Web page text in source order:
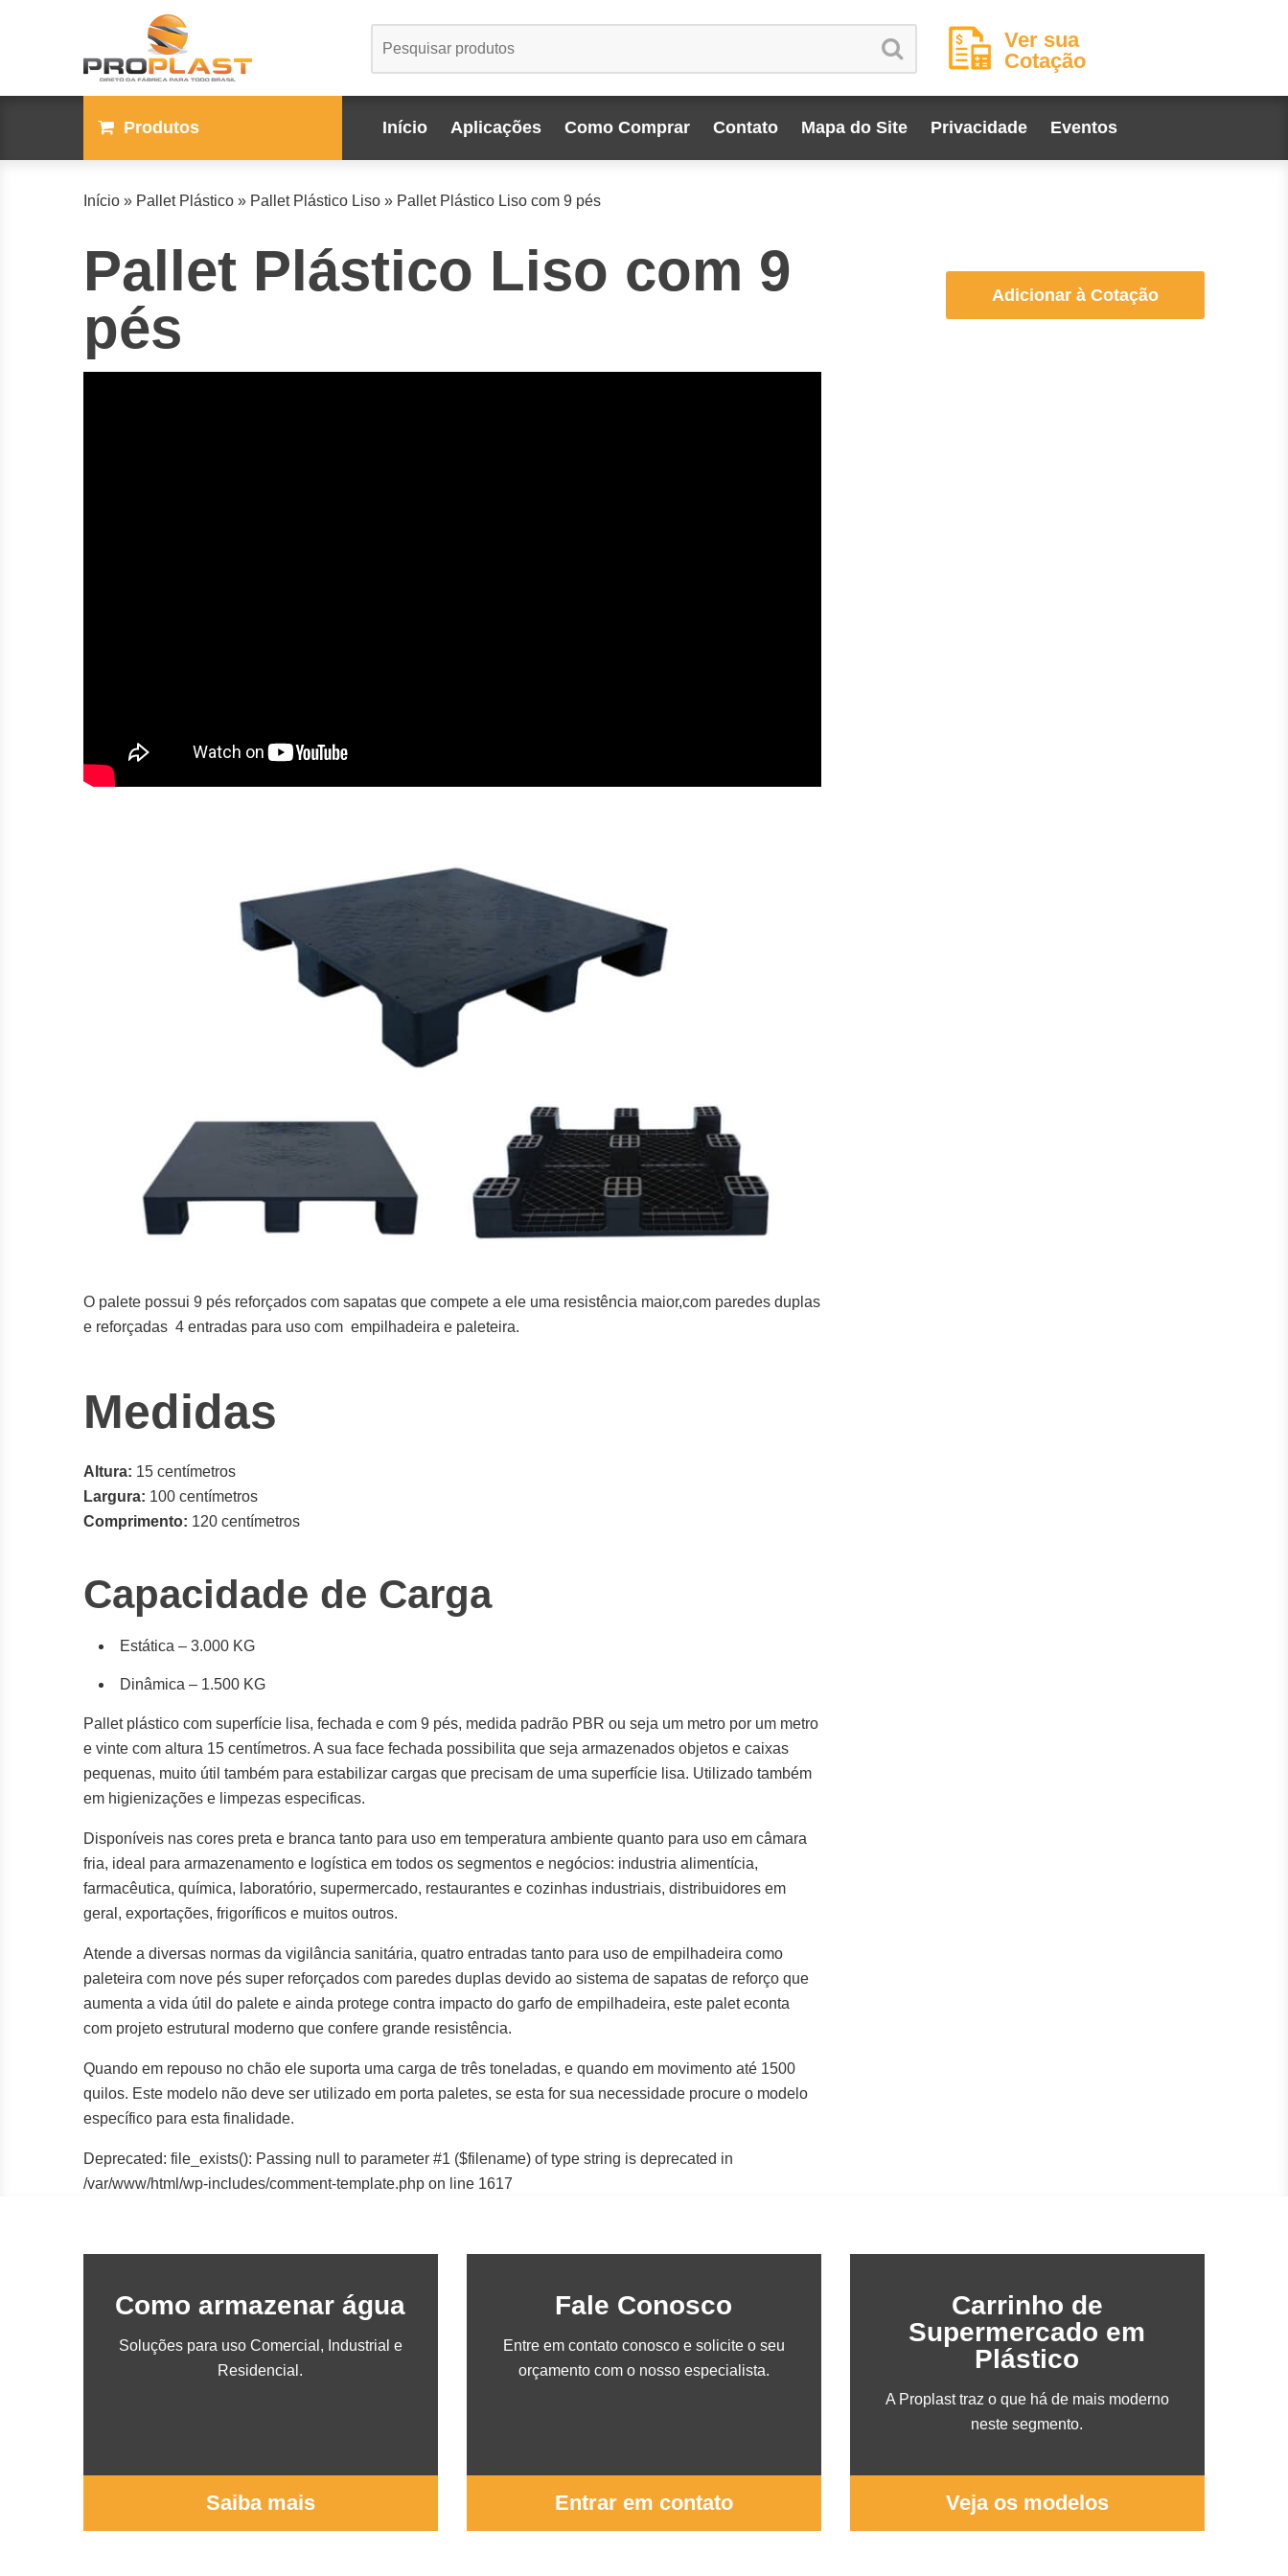
Ver sua
Cotação
Produtos Início Aplicações Como Comprar Contato Mapa do Site Privacidade Eventos
Início » Pallet Plástico » Pallet Plástico Liso » Pallet Plástico Liso com 9 pés
Pallet Plástico Liso com 9
pés
O palete possui 9 pés reforçados com sapatas que compete a ele uma resistência maior,com paredes duplas
e reforçadas 4 entradas para uso com empilhadeira e paleteira.
Medidas
Altura: 15 centímetros
Largura: 100 centímetros
Comprimento: 120 centímetros
Capacidade de Carga
Estática – 3.000 KG
Dinâmica – 1.500 KG
Pallet plástico com superfície lisa, fechada e com 9 pés, medida padrão PBR ou seja um metro por um metro
e vinte com altura 15 centímetros. A sua face fechada possibilita que seja armazenados objetos e caixas
pequenas, muito útil também para estabilizar cargas que precisam de uma superfície lisa. Utilizado também
em higienizações e limpezas especificas.
Disponíveis nas cores preta e branca tanto para uso em temperatura ambiente quanto para uso em câmara
fria, ideal para armazenamento e logística em todos os segmentos e negócios: industria alimentícia,
farmacêutica, química, laboratório, supermercado, restaurantes e cozinhas industriais, distribuidores em
geral, exportações, frigoríficos e muitos outros.
Atende a diversas normas da vigilância sanitária, quatro entradas tanto para uso de empilhadeira como
paleteira com nove pés super reforçados com paredes duplas devido ao sistema de sapatas de reforço que
aumenta a vida útil do palete e ainda protege contra impacto do garfo de empilhadeira, este palet econta
com projeto estrutural moderno que confere grande resistência.
Quando em repouso no chão ele suporta uma carga de três toneladas, e quando em movimento até 1500
quilos. Este modelo não deve ser utilizado em porta paletes, se esta for sua necessidade procure o modelo
específico para esta finalidade.
Deprecated: file_exists(): Passing null to parameter #1 ($filename) of type string is deprecated in
/var/www/html/wp-includes/comment-template.php on line 1617
Adicionar à Cotação
Como armazenar água
Soluções para uso Comercial, Industrial e
Residencial.
Saiba mais
Fale Conosco
Entre em contato conosco e solicite o seu
orçamento com o nosso especialista.
Entrar em contato
Carrinho de
Supermercado em
Plástico
A Proplast traz o que há de mais moderno
neste segmento.
Veja os modelos